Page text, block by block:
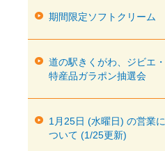
期間限定ソフトクリーム
道の駅きくがわ、ジビエ・
特産品ガラポン抽選会
1月25日 (水曜日) の営業に
ついて (1/25更新)